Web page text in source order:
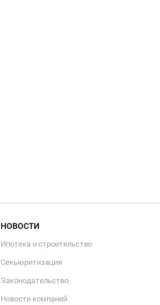
НОВОСТИ
Ипотека и строительство
Секьюритизация
Законодательство
Новости компаний